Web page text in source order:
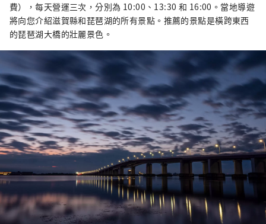
費），每天營運三次，分別為 10:00、13:30 和 16:00。當地導遊
將向您介紹滋賀縣和琵琶湖的所有景點。推薦的景點是橫跨東西
的琵琶湖大橋的壯麗景色。